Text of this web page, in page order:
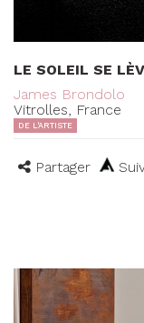
LE SOLEIL SE
James Brondolo
Vitrolles, France
DE L'ARTISTE
Partager